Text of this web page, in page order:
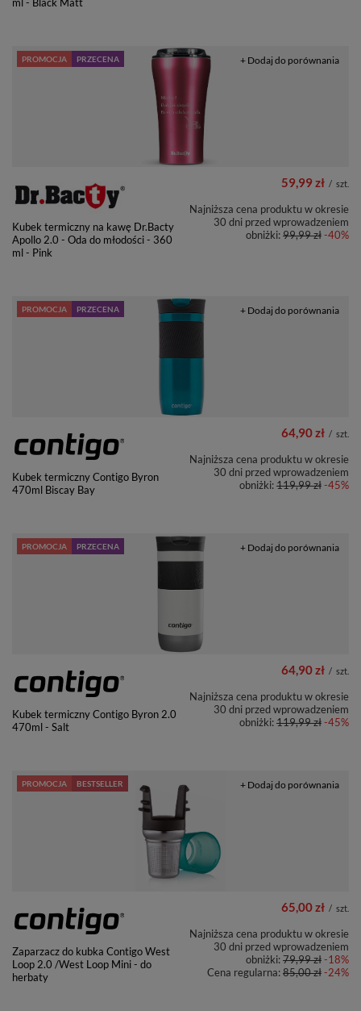
PROMOCJA PRZECENA
Kubek termiczny na kawę Dr.Bacty
Apollo 2.0 - Oda do młodości - 360
ml - Pink
59,99 zł / szt.
Najniższa cena produktu w okresie
30 dni przed wprowadzeniem
obniżki:99,99 zł-40%
+ Dodaj do porównania
PROMOCJA PRZECENA
Kubek termiczny Contigo Byron
470ml Biscay Bay
64,90 zł / szt.
Najniższa cena produktu w okresie
30 dni przed wprowadzeniem
obniżki:119,99 zł-45%
+ Dodaj do porównania
PROMOCJA PRZECENA
Kubek termiczny Contigo Byron 2.0
470ml - Salt
64,90 zł / szt.
Najniższa cena produktu w okresie
30 dni przed wprowadzeniem
obniżki:119,99 zł-45%
+ Dodaj do porównania
PROMOCJA BESTSELLER
Zaparzacz do kubka Contigo West
Loop 2.0 /West Loop Mini - do
herbaty
65,00 zł / szt.
Najniższa cena produktu w okresie
30 dni przed wprowadzeniem
obniżki:79,99 zł-18%
Cena regularna:85,00 zł-24%
+ Dodaj do porównania